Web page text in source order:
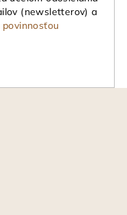
(newsletterov) a